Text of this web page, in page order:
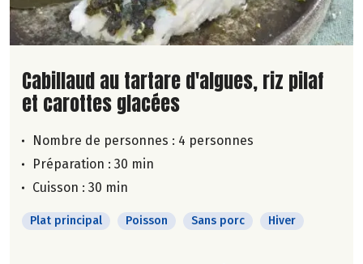
Lire la suite de la recette
Cabillaud au tartare d'algues, riz pilaf
et carottes glacées
Nombre de personnes : 4 personnes
Préparation : 30 min
Cuisson : 30 min
Plat principal Poisson Sans porc Hiver